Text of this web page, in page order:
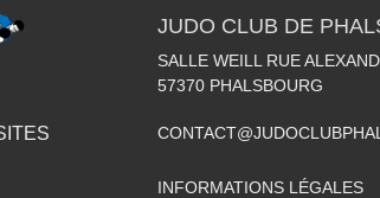
JUDO CLUB DE
SALLE WEILL RUE
57370 PHALSBOURG
INFORMATIONS LÉGALES